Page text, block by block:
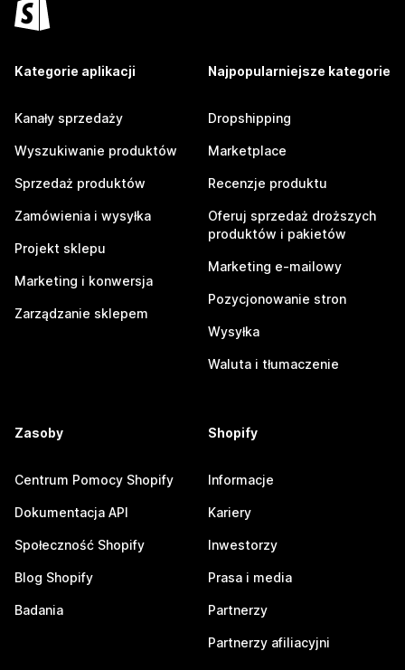
Kategorie aplikacji
Kanały sprzedaży
Wyszukiwanie produktów
Sprzedaż produktów
Zamówienia i wysyłka
Projekt sklepu
Marketing i konwersja
Zarządzanie sklepem
Najpopularniejsze kategorie
Dropshipping
Marketplace
Recenzje produktu
Oferuj sprzedaż droższych
produktów i pakietów
Marketing e-mailowy
Pozycjonowanie stron
Wysyłka
Waluta i tłumaczenie
Zasoby
Centrum Pomocy Shopify
Dokumentacja API
Społeczność Shopify
Blog Shopify
Badania
Shopify
Informacje
Kariery
Inwestorzy
Prasa i media
Partnerzy
Partnerzy afiliacyjni